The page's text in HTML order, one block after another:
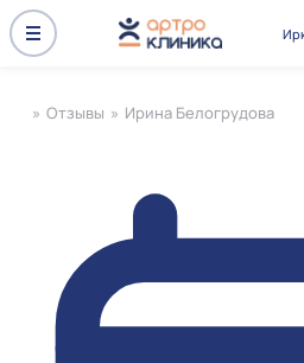
» Отзывы » Ирина Белогрудова